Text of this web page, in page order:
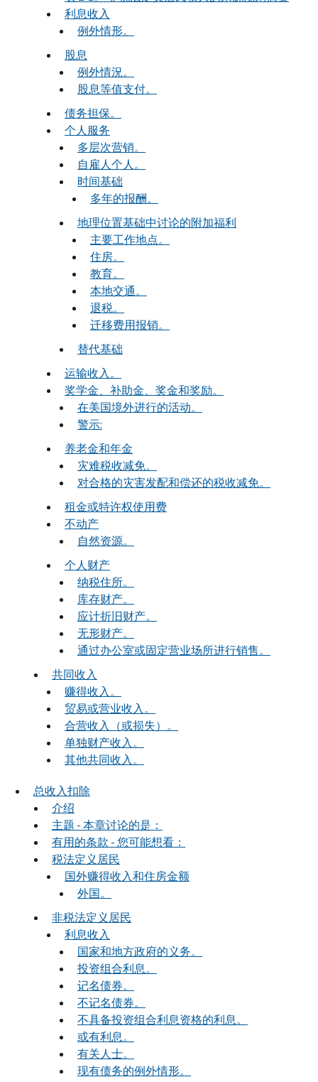
利息收入
例外情形。
股息
例外情況。
股息等值支付。
债务担保。
个人服务
多层次营销。
自雇人个人。
时间基础
多年的报酬。
地理位置基础中讨论的附加福利
主要工作地点。
住房。
教育。
本地交通。
退税。
迁移费用报销。
替代基础
运输收入。
奖学金、补助金、奖金和奖励。
在美国境外进行的活动。
警示:
养老金和年金
灾难税收减免。
对合格的灾害发配和偿还的税收减免。
租金或特许权使用费
不动产
自然资源。
个人财产
纳税住所。
库存财产。
应计折旧财产。
无形财产。
通过办公室或固定营业场所进行销售。
共同收入
赚得收入。
贸易或营业收入。
合营收入（或损失）。
单独财产收入。
其他共同收入。
总收入扣除
介绍
主题 - 本章讨论的是：
有用的条款 - 您可能想看：
税法定义居民
国外赚得收入和住房金额
外国。
非税法定义居民
利息收入
国家和地方政府的义务。
投资组合利息。
记名债券。
不记名债券。
不具备投资组合利息资格的利息。
或有利息。
有关人士。
现有债务的例外情形。